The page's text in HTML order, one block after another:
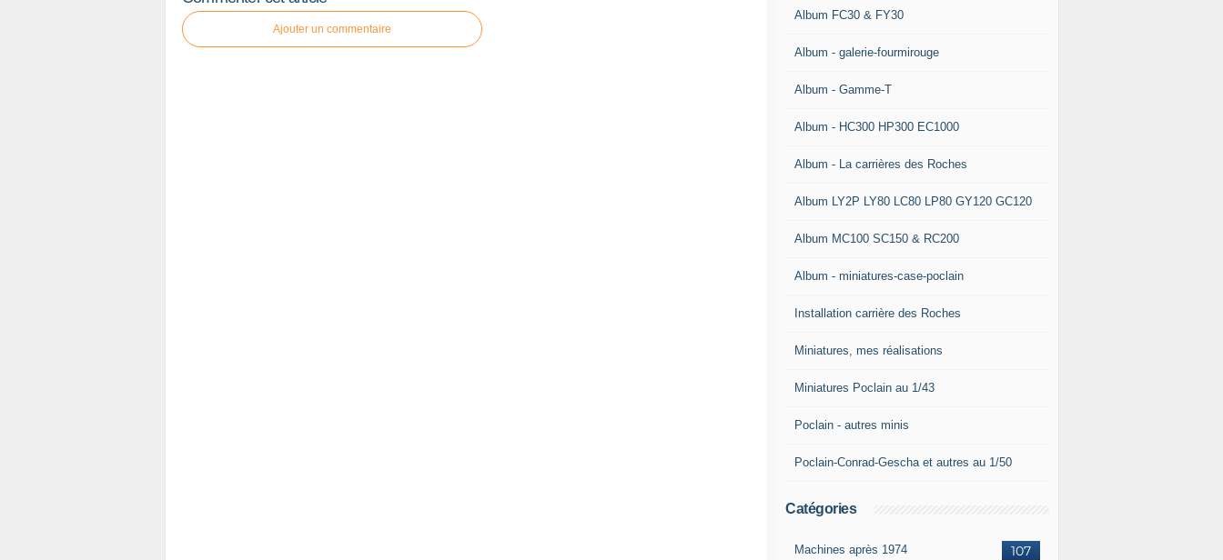
Ajouter un commentaire
Album FC30 & FY30
Album - galerie-fourmirouge
Album - Gamme-T
Album - HC300 HP300 EC1000
Album - La carrières des Roches
Album LY2P LY80 LC80 LP80 GY120 GC120
Album MC100 SC150 & RC200
Album - miniatures-case-poclain
Installation carrière des Roches
Miniatures, mes réalisations
Miniatures Poclain au 1/43
Poclain - autres minis
Poclain-Conrad-Gescha et autres au 1/50
Catégories
107
Machines après 1974